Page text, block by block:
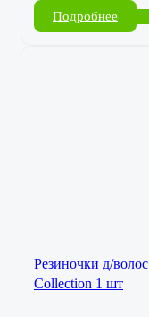
Подробнее
Резиночки д/волос
Collection 1 шт